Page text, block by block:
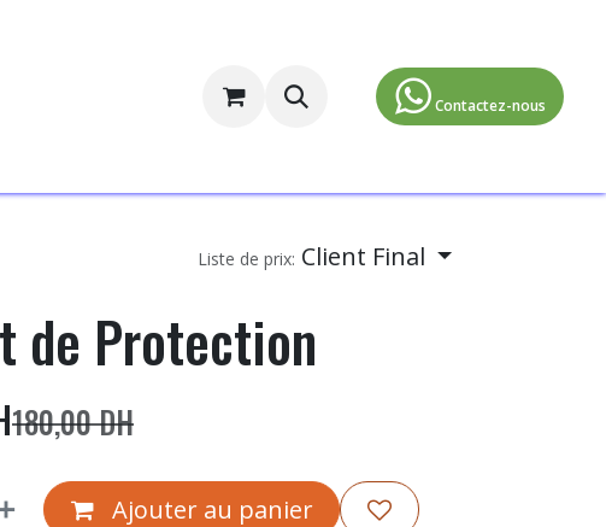
Formulaire d'inscription ​​​​​​​​Contactez-nous​
Liste de prix: Client Final
de Protection
180,00DH
Ajouter au panier